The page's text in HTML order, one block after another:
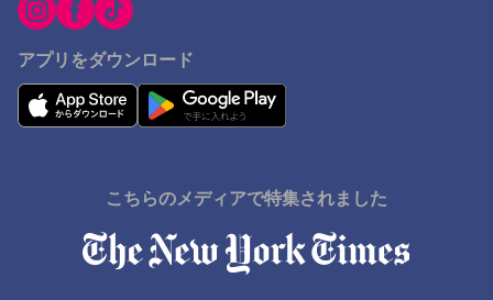
高千穂町でのホテル
延岡市でのホテル
鳴門市でのホテル
大島でのホテル
津山市でのホテル
アプリをダウンロード
こちらのメディアで特集されました